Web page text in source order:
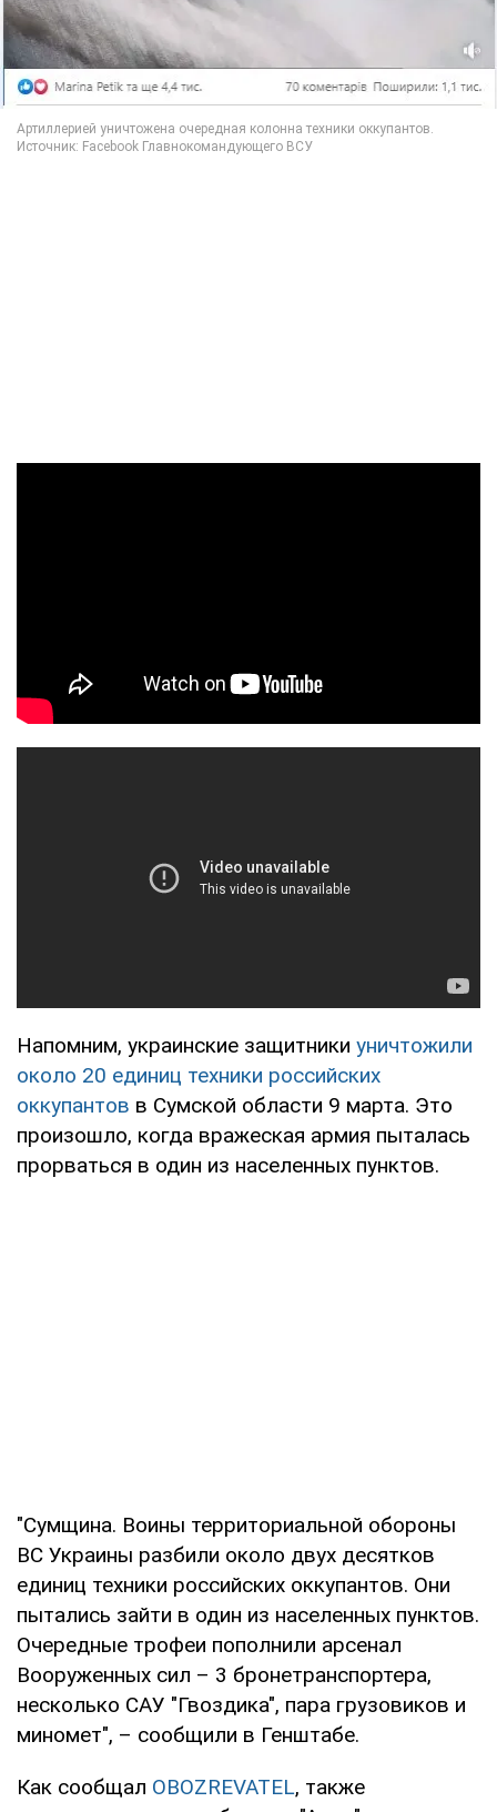
Напомним, украинские защитники уничтожили
около 20 единиц техники российских
оккупантов в Сумской области 9 марта. Это
произошло, когда вражеская армия пыталась
прорваться в один из населенных пунктов.
"Сумщина. Воины территориальной обороны
ВС Украины разбили около двух десятков
единиц техники российских оккупантов. Они
пытались зайти в один из населенных пунктов.
Очередные трофеи пополнили арсенал
Вооруженных сил – 3 бронетранспортера,
несколько САУ "Гвоздика", пара грузовиков и
миномет", – сообщили в Генштабе.
Как сообщал OBOZREVATEL, также